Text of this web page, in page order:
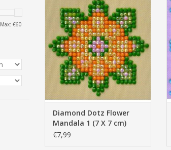
Max: €60
(7 X 7 cm)
TOEVOEGEN AAN WINKELWAGEN
Diamond Dotz Flower
Mandala 1 (7 X 7 cm)
€7,99